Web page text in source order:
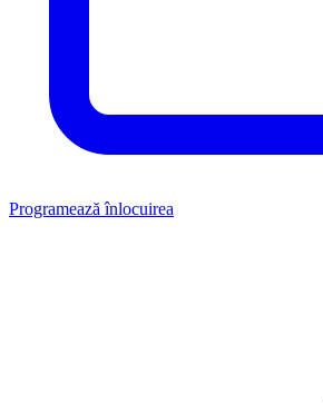
Programează înlocuirea